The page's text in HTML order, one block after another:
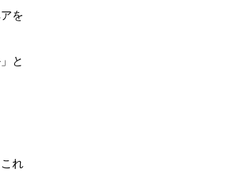
を
と
れ